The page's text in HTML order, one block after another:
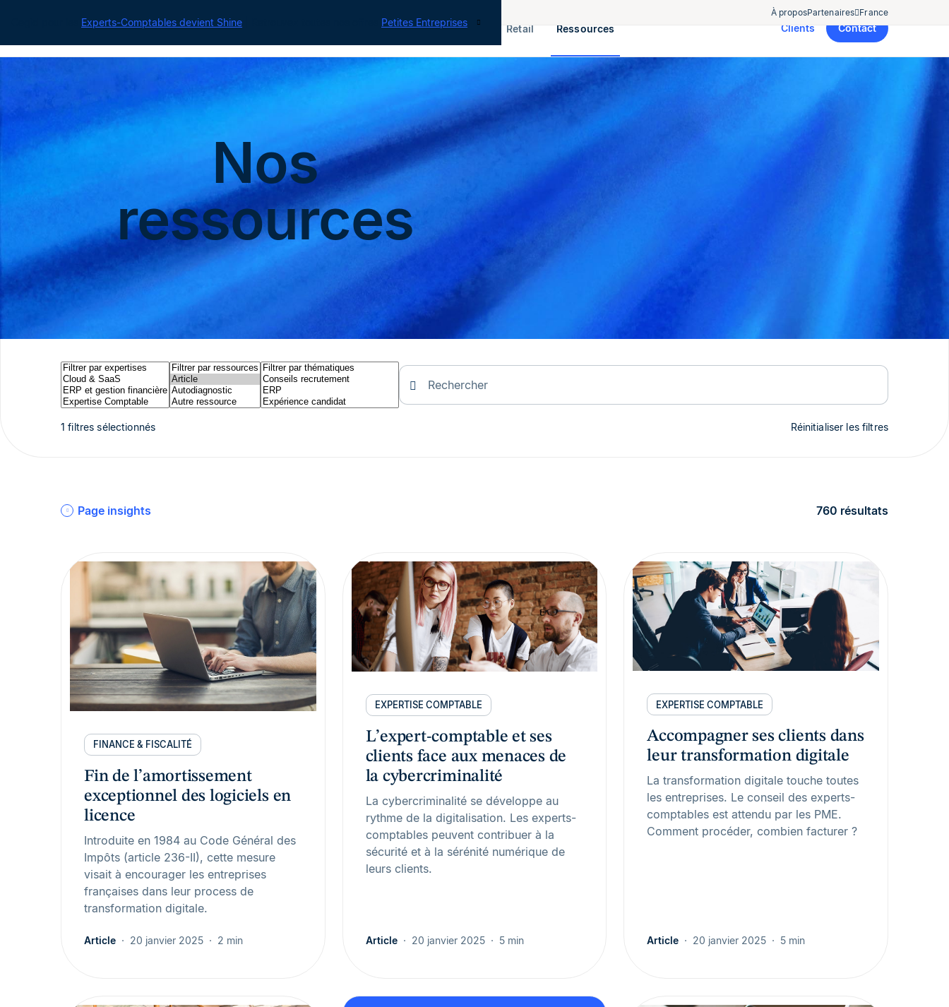
Experts-Comptables devient Shine Petites Entreprises
À proposPartenaires France
ERP Finance Retail Ressources Clients Contact
Nos
ressources
1 filtres sélectionnés Réinitialiser les filtres
Page insights 760 résultats
FINANCE & FISCALITÉ
Fin de l’amortissement
exceptionnel des logiciels en
licence
Introduite en 1984 au Code Général des
Impôts (article 236-II), cette mesure
visait à encourager les entreprises
françaises dans leur process de
transformation digitale.
Article 20 janvier 2025 2 min
EXPERTISE COMPTABLE
L’expert-comptable et ses
clients face aux menaces de
la cybercriminalité
La cybercriminalité se développe au
rythme de la digitalisation. Les experts-
comptables peuvent contribuer à la
sécurité et à la sérénité numérique de
leurs clients.
Article 20 janvier 2025 5 min
EXPERTISE COMPTABLE
Accompagner ses clients dans
leur transformation digitale
La transformation digitale touche toutes
les entreprises. Le conseil des experts-
comptables est attendu par les PME.
Comment procéder, combien facturer ?
Article 20 janvier 2025 5 min